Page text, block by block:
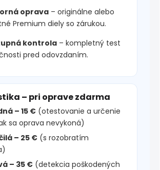
oprava – originálne alebo
Premium diely so zárukou.
kontrola – kompletný test
pred odovzdaním.
– pri oprave zdarma
– 15 € (otestovanie a určenie
sa oprava nevykoná)
– 25 € (s rozobratím
– 35 € (detekcia poškodených